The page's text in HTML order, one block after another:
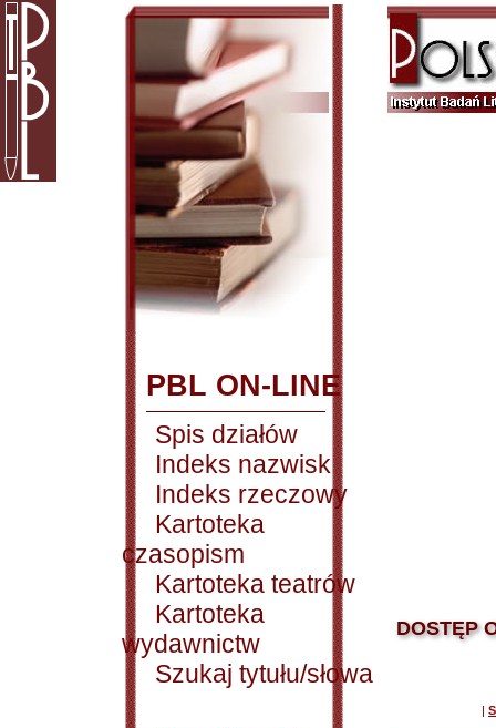
PBL ON-LINE
Spis działów
Indeks nazwisk
Indeks rzeczowy
Kartoteka
czasopism
Kartoteka teatrów
Kartoteka
wydawnictw
Szukaj tytułu/słowa
DOSTĘP
|